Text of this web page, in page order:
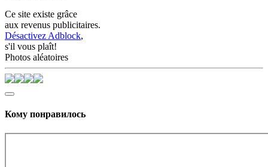
Ce site existe grâce
aux revenus publicitaires.
Désactivez Adblock,
s'il vous plaît!
Photos aléatoires
Кому понравилось